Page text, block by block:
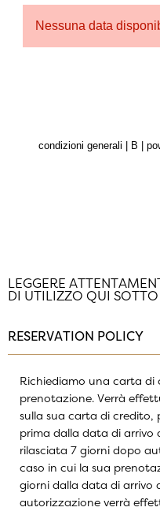
LEGGERE
DI UTILIZZO QUI SOTTO
RESERVATION POLICY
Richiediamo una carta di
prenotazione. Verrà
sulla sua carta di credito,
prima dalla data di arrivo
rilasciata 7 giorni dopo
caso in cui la sua
giorni dalla data di arrivo
autorizzazione verrà